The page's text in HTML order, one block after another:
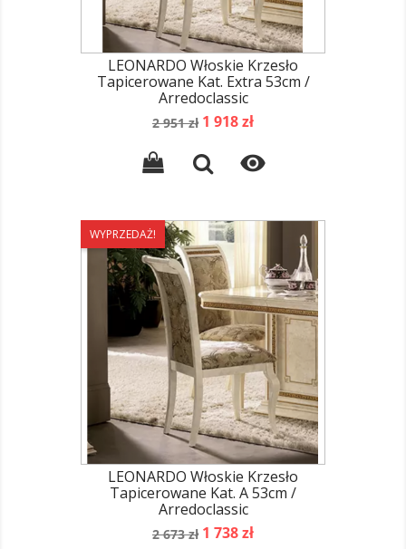
LEONARDO Włoskie Krzesło
Tapicerowane Kat. Extra 53cm /
Arredoclassic
Cena
2 951 zł Cena
1 918 zł

WYPRZEDAŻ!
LEONARDO Włoskie Krzesło
Tapicerowane Kat. A 53cm /
Arredoclassic
Cena
2 673 zł Cena
1 738 zł